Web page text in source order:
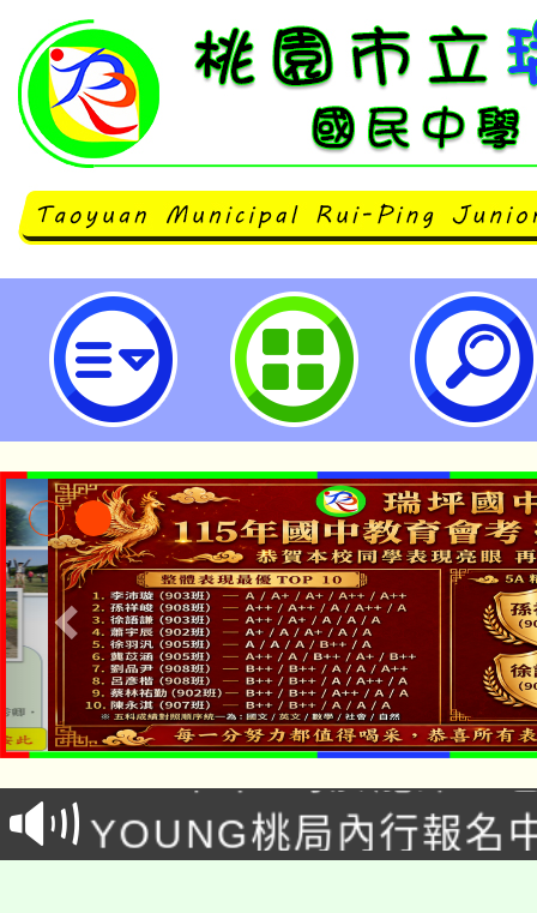
衛生福利部疾病管制署錄製之結核
染廣播衛教素材-桃園市立瑞坪國民
「本色祭」8/29、30在
場熱烈登場!
8/21下午1時於龍潭區
徵才活動。
YOUNG桃局內行報名